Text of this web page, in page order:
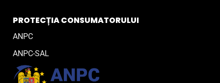
PROTECȚIA CONSUMATORULUI
ANPC
ANPC-SAL